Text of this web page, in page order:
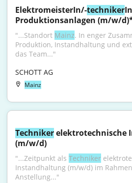
ElektromeisterIn/-techniker
Produktionsanlagen (m/w/
"...Standort Mainz. In enger
Produktion, Instandhaltung und
das Team..."
SCHOTT AG
Mainz
Techniker elektrotechnische
(m/w/d)
"...Zeitpunkt als Techniker
Instandhaltung (m/w/d) im
Anstellung..."